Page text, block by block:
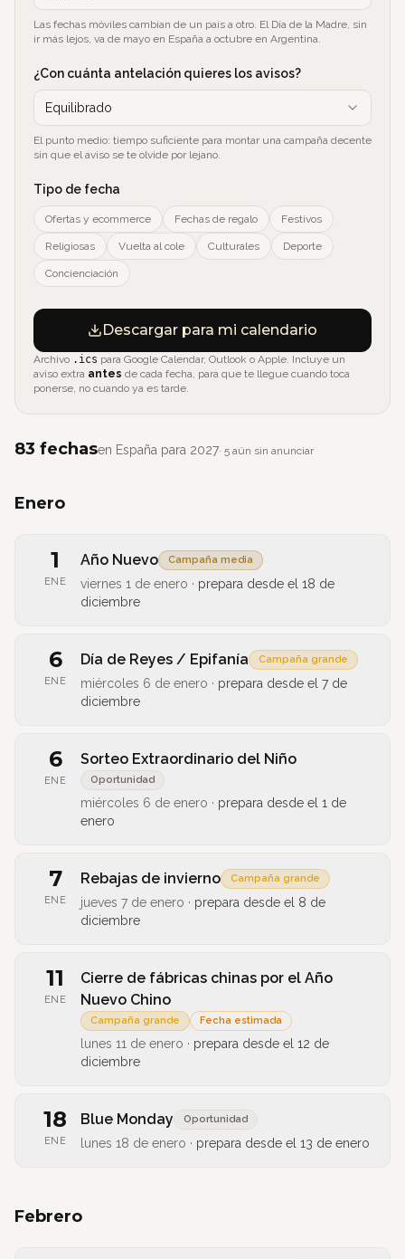
Las fechas móviles cambian de un país a otro. El Día de la Madre, sin
ir más lejos, va de mayo en España a octubre en Argentina.
¿Con cuánta antelación quieres los avisos?
Equilibrado
El punto medio: tiempo suficiente para montar una campaña decente
sin que el aviso se te olvide por lejano.
Tipo de fecha
Ofertas y ecommerce Fechas de regalo Festivos
Religiosas Vuelta al cole Culturales Deporte
Concienciación
Descargar para mi calendario
Archivo .ics para Google Calendar, Outlook o Apple. Incluye un
aviso extra antes de cada fecha, para que te llegue cuando toca
ponerse, no cuando ya es tarde.
83 fechasen España para 2027· 5 aún sin anunciar
Enero
1
ENE
Año Nuevo Campaña media
viernes 1 de enero · prepara desde el 18 de
diciembre
6
ENE
Día de Reyes / Epifanía Campaña grande
miércoles 6 de enero · prepara desde el 7 de
diciembre
6
ENE
Sorteo Extraordinario del Niño
Oportunidad
miércoles 6 de enero · prepara desde el 1 de
enero
7
ENE
Rebajas de invierno Campaña grande
jueves 7 de enero · prepara desde el 8 de
diciembre
11
ENE
Cierre de fábricas chinas por el Año
Nuevo Chino
Campaña grande Fecha estimada
lunes 11 de enero · prepara desde el 12 de
diciembre
18
ENE
Blue Monday Oportunidad
lunes 18 de enero · prepara desde el 13 de enero
Febrero